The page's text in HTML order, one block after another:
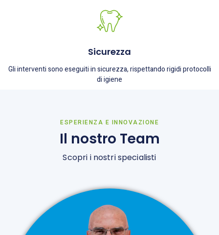
Sicurezza
Gli interventi sono eseguiti in sicurezza, rispettando rigidi protocolli
di igiene
ESPERIENZA E INNOVAZIONE
Il nostro Team
Scopri i nostri specialisti